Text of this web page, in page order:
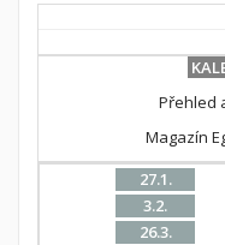
Přehled
Magazín
27.1.
3.2.
26.3.